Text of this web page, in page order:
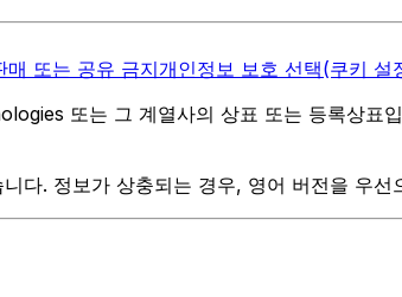
매 또는 공유 금지개인정보 보호 선택(쿠키 설
또는 그 계열사의 상표 또는 등록상표
다. 정보가 상충되는 경우, 영어 버전을 우선